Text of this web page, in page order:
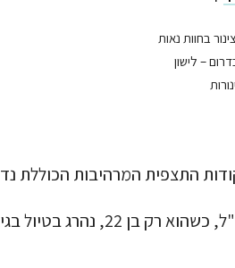
– לישון
התצפית המרהיבות הכוללת
היה מלח הארץ ומספר חודשים לאחר שחרורו מצה"ל,